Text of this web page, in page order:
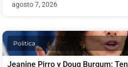
agosto 7, 2026
Politica
Jeanine Pirro y Doug Burgum: